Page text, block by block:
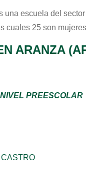
una escuela del sector
cuales 25 son
ARANZA
PREESCOLAR